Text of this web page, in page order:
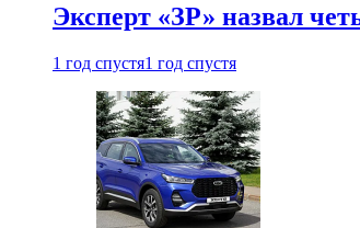
Эксперт «ЗР» назвал
1 год спустя1 год спустя